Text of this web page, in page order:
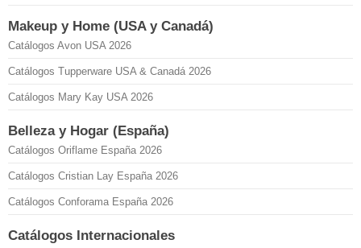
Makeup y Home (USA y Canadá)
Catálogos Avon USA 2026
Catálogos Tupperware USA & Canadá 2026
Catálogos Mary Kay USA 2026
Belleza y Hogar (España)
Catálogos Oriflame España 2026
Catálogos Cristian Lay España 2026
Catálogos Conforama España 2026
Catálogos Internacionales